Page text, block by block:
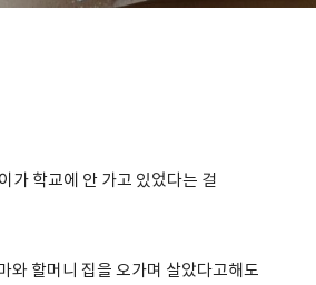
가 학교에 안 가고 있었다는 걸
와 할머니 집을 오가며 살았다고해도